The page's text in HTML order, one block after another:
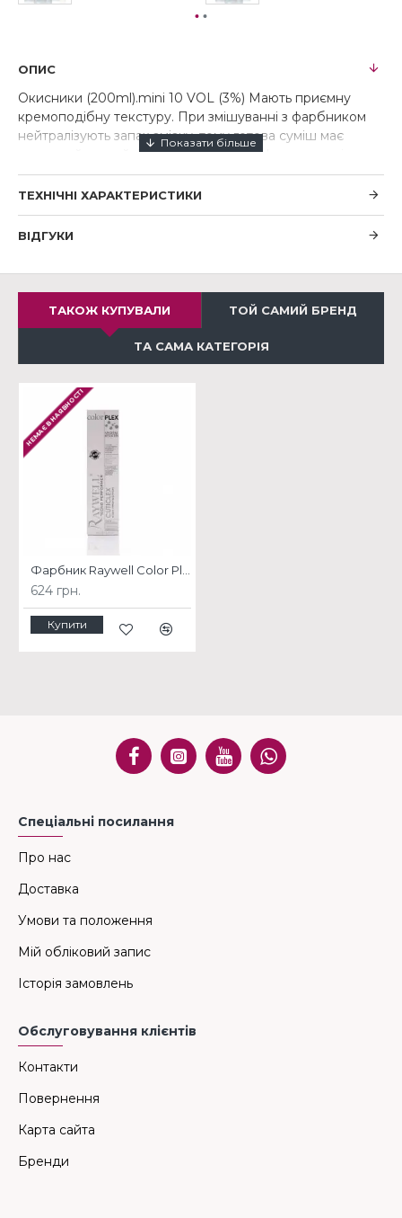
ОПИС
Окисники (200ml).mini 10 VOL (3%) Мають приємну
кремоподібну текстуру. При змішуванні з фарбником
нейтралізують запах аміаку, тому готова суміш має
приємний легкий фруктовий аромат. Не агресивні,
діють м'яко і, як результат, мінімально пошкоджують
структуру волосини. (факти): легкий приємний аромат,
без парабенів, cruelty free, 100% італійський продукт
ТЕХНІЧНІ ХАРАКТЕРИСТИКИ
ВІДГУКИ
ТАКОЖ КУПУВАЛИ ТОЙ САМИЙ БРЕНД
ТА САМА КАТЕГОРІЯ
НЕМАЄ В НАЯВНОСТІ
624 грн.
Купити
Спеціальні посилання
Про нас
Доставка
Умови та положення
Мій обліковий запис
Історія замовлень
Обслуговування клієнтів
Контакти
Повернення
Карта сайта
Бренди